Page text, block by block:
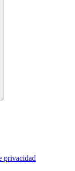
privacidad